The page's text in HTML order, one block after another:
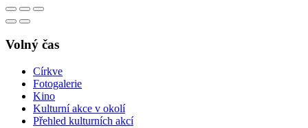
Volný čas
Církve
Fotogalerie
Kino
Kulturní akce v okolí
Přehled kulturních akcí